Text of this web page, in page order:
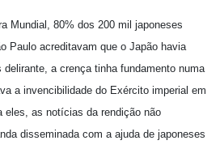
Mundial, 80% dos 200 mil japoneses
Paulo acreditavam que o Japão havia
a crença tinha fundamento numa
a invencibilidade do Exército imperial em
eles, as notícias da rendição não
disseminada com a ajuda de japoneses